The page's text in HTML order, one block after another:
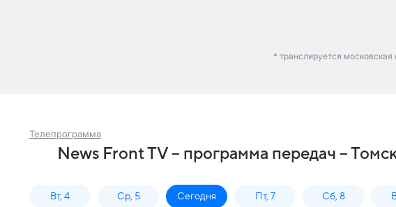
* транслируется московская
Телепрограмма
News Front TV – программа передач –
Вт, 4 Ср, 5 Сегодня Пт, 7 Сб, 8